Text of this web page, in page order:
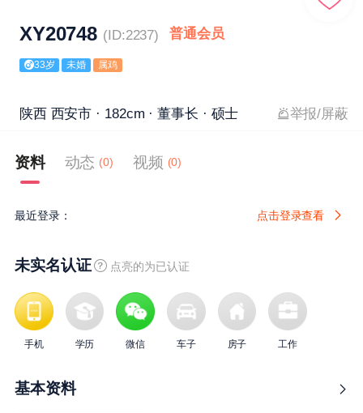
XY20748 (ID:2237) 普通会员
33岁 未婚 属鸡
陕西 西安市 · 182cm · 董事长 · 硕士 举报/屏蔽
资料 动态 (0) 视频 (0)
最近登录： 点击登录查看
未实名认证 点亮的为已认证
手机 学历 微信 车子 房子 工作
基本资料